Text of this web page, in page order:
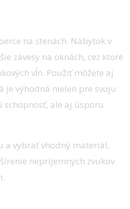
na stenách. Nábytok v
závesy na oknách, cez ktoré
vĺn. Použiť môžete aj
je výhodná nielen pre svoju
ale aj úsporu
a vybrať vhodný materiál,
nepríjemných zvukov